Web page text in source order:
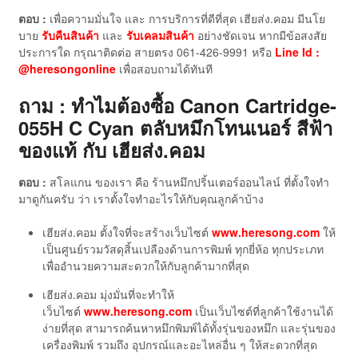
ตอบ : เพื่อความมั่นใจ และ การบริการที่ดีที่สุด เฮียส่ง.คอม มีนโย
บาย รับคืนสินค้า และ รับเคลมสินค้า อย่างชัดเจน หากมีข้อสงสัย
ประการใด กรุณาติดต่อ สายตรง 061-426-9991 หรือ Line Id :
@heresongonlineเพื่อสอบถามได้ทันที
ถาม : ทำไมต้องซื้อ Canon Cartridge-
055H C Cyan ตลับหมึกโทนเนอร์ สีฟ้า
ของแท้ กับ เฮียส่ง.คอม
ตอบ : สโลแกน ของเรา คือ ร้านหมึกปริ้นเตอร์ออนไลน์ ที่ตั้งใจทำ
มาดูกันครับ ว่า เราตั้งใจทำอะไรให้กับคุณลูกค้าบ้าง
เฮียส่ง.คอม ตั้งใจที่จะสร้างเว็บไซต์ www.heresong.comให้
เป็นศูนย์รวมวัสดุสิ้นเปลืองด้านการพิมพ์ ทุกยี่ห้อ ทุกประเภท
เพื่ออำนวยความสะดวกให้กับลูกค้ามากที่สุด
เฮียส่ง.คอม มุ่งมั่นที่จะทำให้
เว็บไซต์ www.heresong.comเป็นเว็บไซต์ที่ลูกค้าใช้งานได้
ง่ายที่สุด สามารถค้นหาหมึกพิมพ์ได้ทั้งรุ่นของหมึก และรุ่นของ
เครื่องพิมพ์ รวมถึง อุปกรณ์และอะไหล่อื่น ๆ ให้สะดวกที่สุด